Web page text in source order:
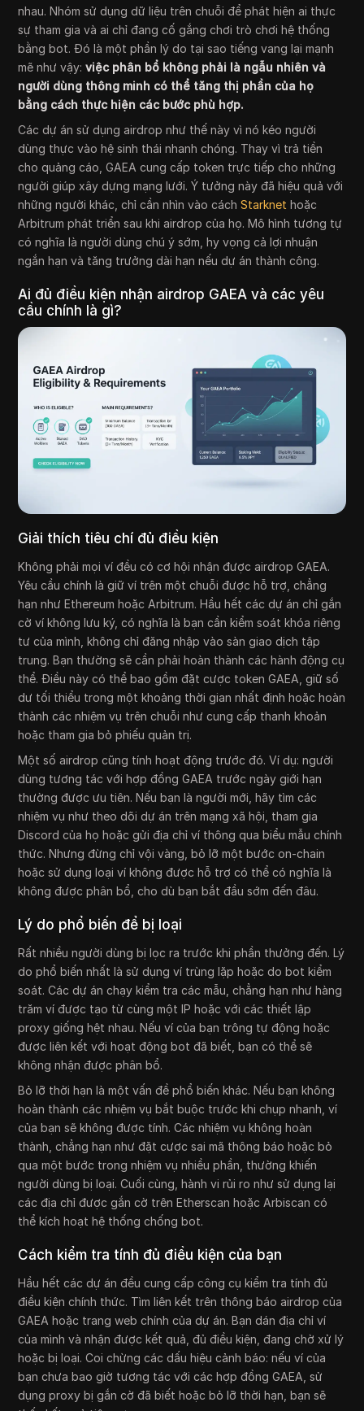
nhau. Nhóm sử dụng dữ liệu trên chuỗi để phát hiện ai thực
sự tham gia và ai chỉ đang cố gắng chơi trò chơi hệ thống
bằng bot. Đó là một phần lý do tại sao tiếng vang lại mạnh
mẽ như vậy:việc phân bổ không phải là ngẫu nhiên và
người dùng thông minh có thể tăng thị phần của họ
bằng cách thực hiện các bước phù hợp.
Các dự án sử dụng airdrop như thế này vì nó kéo người
dùng thực vào hệ sinh thái nhanh chóng. Thay vì trả tiền
cho quảng cáo, GAEA cung cấp token trực tiếp cho những
người giúp xây dựng mạng lưới. Ý tưởng này đã hiệu quả với
những người khác, chỉ cần nhìn vào cáchStarknet hoặc
Arbitrum phát triển sau khi airdrop của họ. Mô hình tương tự
có nghĩa là người dùng chú ý sớm, hy vọng cả lợi nhuận
ngắn hạn và tăng trưởng dài hạn nếu dự án thành công.
Ai đủ điều kiện nhận airdrop GAEA và các yêu
cầu chính là gì?
Giải thích tiêu chí đủ điều kiện
Không phải mọi ví đều có cơ hội nhận được airdrop GAEA.
Yêu cầu chính là giữ ví trên một chuỗi được hỗ trợ, chẳng
hạn như Ethereum hoặc Arbitrum. Hầu hết các dự án chỉ gắn
cờ ví không lưu ký, có nghĩa là bạn cần kiểm soát khóa riêng
tư của mình, không chỉ đăng nhập vào sàn giao dịch tập
trung. Bạn thường sẽ cần phải hoàn thành các hành động cụ
thể. Điều này có thể bao gồm đặt cược token GAEA, giữ số
dư tối thiểu trong một khoảng thời gian nhất định hoặc hoàn
thành các nhiệm vụ trên chuỗi như cung cấp thanh khoản
hoặc tham gia bỏ phiếu quản trị.
Một số airdrop cũng tính hoạt động trước đó. Ví dụ: người
dùng tương tác với hợp đồng GAEA trước ngày giới hạn
thường được ưu tiên. Nếu bạn là người mới, hãy tìm các
nhiệm vụ như theo dõi dự án trên mạng xã hội, tham gia
Discord của họ hoặc gửi địa chỉ ví thông qua biểu mẫu chính
thức. Nhưng đừng chỉ vội vàng, bỏ lỡ một bước on-chain
hoặc sử dụng loại ví không được hỗ trợ có thể có nghĩa là
không được phân bổ, cho dù bạn bắt đầu sớm đến đâu.
Lý do phổ biến để bị loại
Rất nhiều người dùng bị lọc ra trước khi phần thưởng đến. Lý
do phổ biến nhất là sử dụng ví trùng lặp hoặc do bot kiểm
soát. Các dự án chạy kiểm tra các mẫu, chẳng hạn như hàng
trăm ví được tạo từ cùng một IP hoặc với các thiết lập
proxy giống hệt nhau. Nếu ví của bạn trông tự động hoặc
được liên kết với hoạt động bot đã biết, bạn có thể sẽ
không nhận được phân bổ.
Bỏ lỡ thời hạn là một vấn đề phổ biến khác. Nếu bạn không
hoàn thành các nhiệm vụ bắt buộc trước khi chụp nhanh, ví
của bạn sẽ không được tính. Các nhiệm vụ không hoàn
thành, chẳng hạn như đặt cược sai mã thông báo hoặc bỏ
qua một bước trong nhiệm vụ nhiều phần, thường khiến
người dùng bị loại. Cuối cùng, hành vi rủi ro như sử dụng lại
các địa chỉ được gắn cờ trên Etherscan hoặc Arbiscan có
thể kích hoạt hệ thống chống bot.
Cách kiểm tra tính đủ điều kiện của bạn
Hầu hết các dự án đều cung cấp công cụ kiểm tra tính đủ
điều kiện chính thức. Tìm liên kết trên thông báo airdrop của
GAEA hoặc trang web chính của dự án. Bạn dán địa chỉ ví
của mình và nhận được kết quả, đủ điều kiện, đang chờ xử lý
hoặc bị loại. Coi chừng các dấu hiệu cảnh báo: nếu ví của
bạn chưa bao giờ tương tác với các hợp đồng GAEA, sử
dụng proxy bị gắn cờ đã biết hoặc bỏ lỡ thời hạn, bạn sẽ